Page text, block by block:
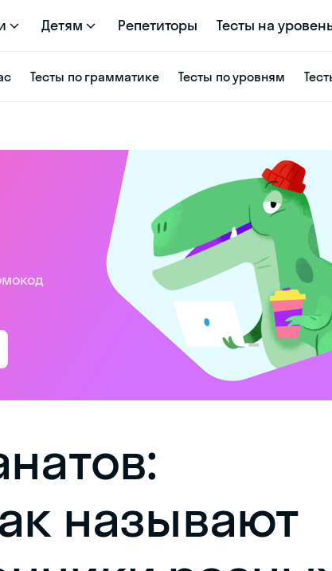
Детям Репетиторы Тесты на
Тесты по грамматике Тесты по уровням
называют